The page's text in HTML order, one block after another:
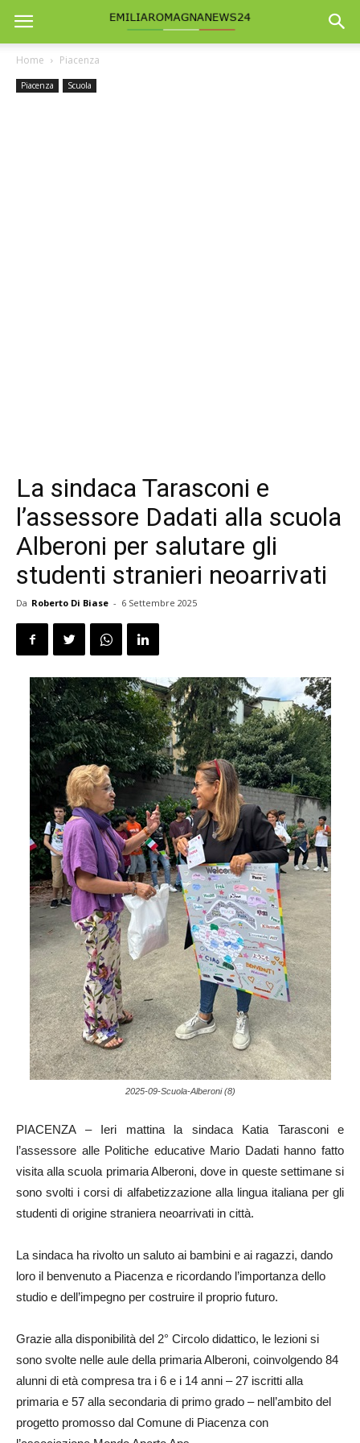
Home Piacenza
Piacenza Scuola
La sindaca Tarasconi e
l’assessore Dadati alla scuola
Alberoni per salutare gli
studenti stranieri neoarrivati
Da Roberto Di Biase - 6 Settembre 2025
2025-09-Scuola-Alberoni (8)
PIACENZA – Ieri mattina la sindaca Katia Tarasconi e
l’assessore alle Politiche educative Mario Dadati hanno fatto
visita alla scuola primaria Alberoni, dove in queste settimane si
sono svolti i corsi di alfabetizzazione alla lingua italiana per gli
studenti di origine straniera neoarrivati in città.
La sindaca ha rivolto un saluto ai bambini e ai ragazzi, dando
loro il benvenuto a Piacenza e ricordando l’importanza dello
studio e dell’impegno per costruire il proprio futuro.
Grazie alla disponibilità del 2° Circolo didattico, le lezioni si
sono svolte nelle aule della primaria Alberoni, coinvolgendo 84
alunni di età compresa tra i 6 e i 14 anni – 27 iscritti alla
primaria e 57 alla secondaria di primo grado – nell’ambito del
progetto promosso dal Comune di Piacenza con